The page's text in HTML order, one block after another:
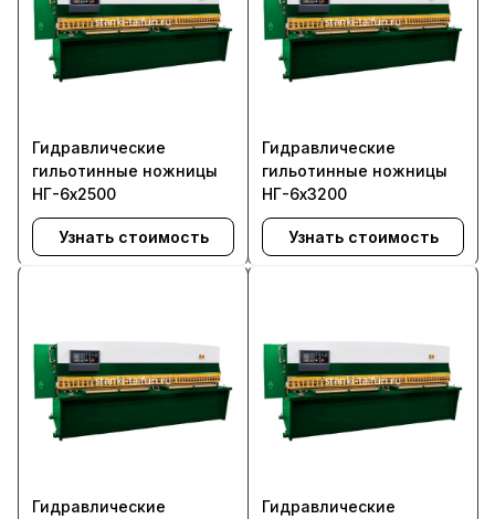
Гидравлические
гильотинные ножницы
НГ-6х2500
Узнать стоимость
Гидравлические
гильотинные ножницы
НГ-6х3200
Узнать стоимость
Гидравлические
Гидравлические